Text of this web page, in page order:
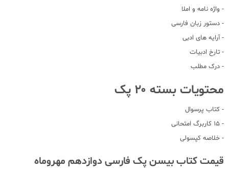
- واژه نامه و املا
- دستور زبان فارسی
- آرایه های ادبی
- تارخ ادبیات
- درک مطلب
محتویات بسته ۲۰ پک
- کتاب پرسوال
- 15 کاربرگ امتحانی
- خلاصه کپسولی
قیمت کتاب بیسن پک فارسی دوازدهم مهروماه